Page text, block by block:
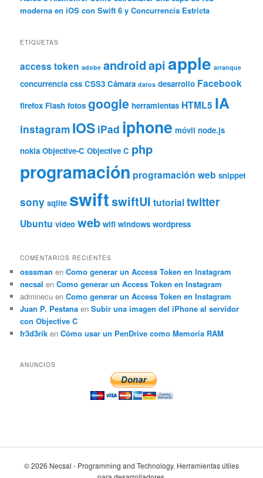
moderna en iOS con Swift 6 y Concurrencia Estricta
ETIQUETAS
access token adobe androidapiapple arranque
concurrencia css CSS3 Cámara datos desarrollo Facebook
firefox Flash fotos google herramientas HTML5 IA
instagram IOS iPad iphone móvil node.js
nokia Objective-C Objective C php
programación programación web snippet
sony sqlite swiftswiftUI tutorialtwitter
Ubuntu vídeo web wifi windows wordpress
COMENTARIOS RECIENTES
osssman enComo generar un Access Token en Instagram
necsal enComo generar un Access Token en Instagram
adminecu enComo generar un Access Token en Instagram
Juan P. Pestana enSubir una imagen del iPhone al servidor
con Objective C
fr3d3rik enCómo usar un PenDrive como Memoria RAM
ANUNCIOS
© 2026 Necsal - Programming and Technology. Herramientas útiles